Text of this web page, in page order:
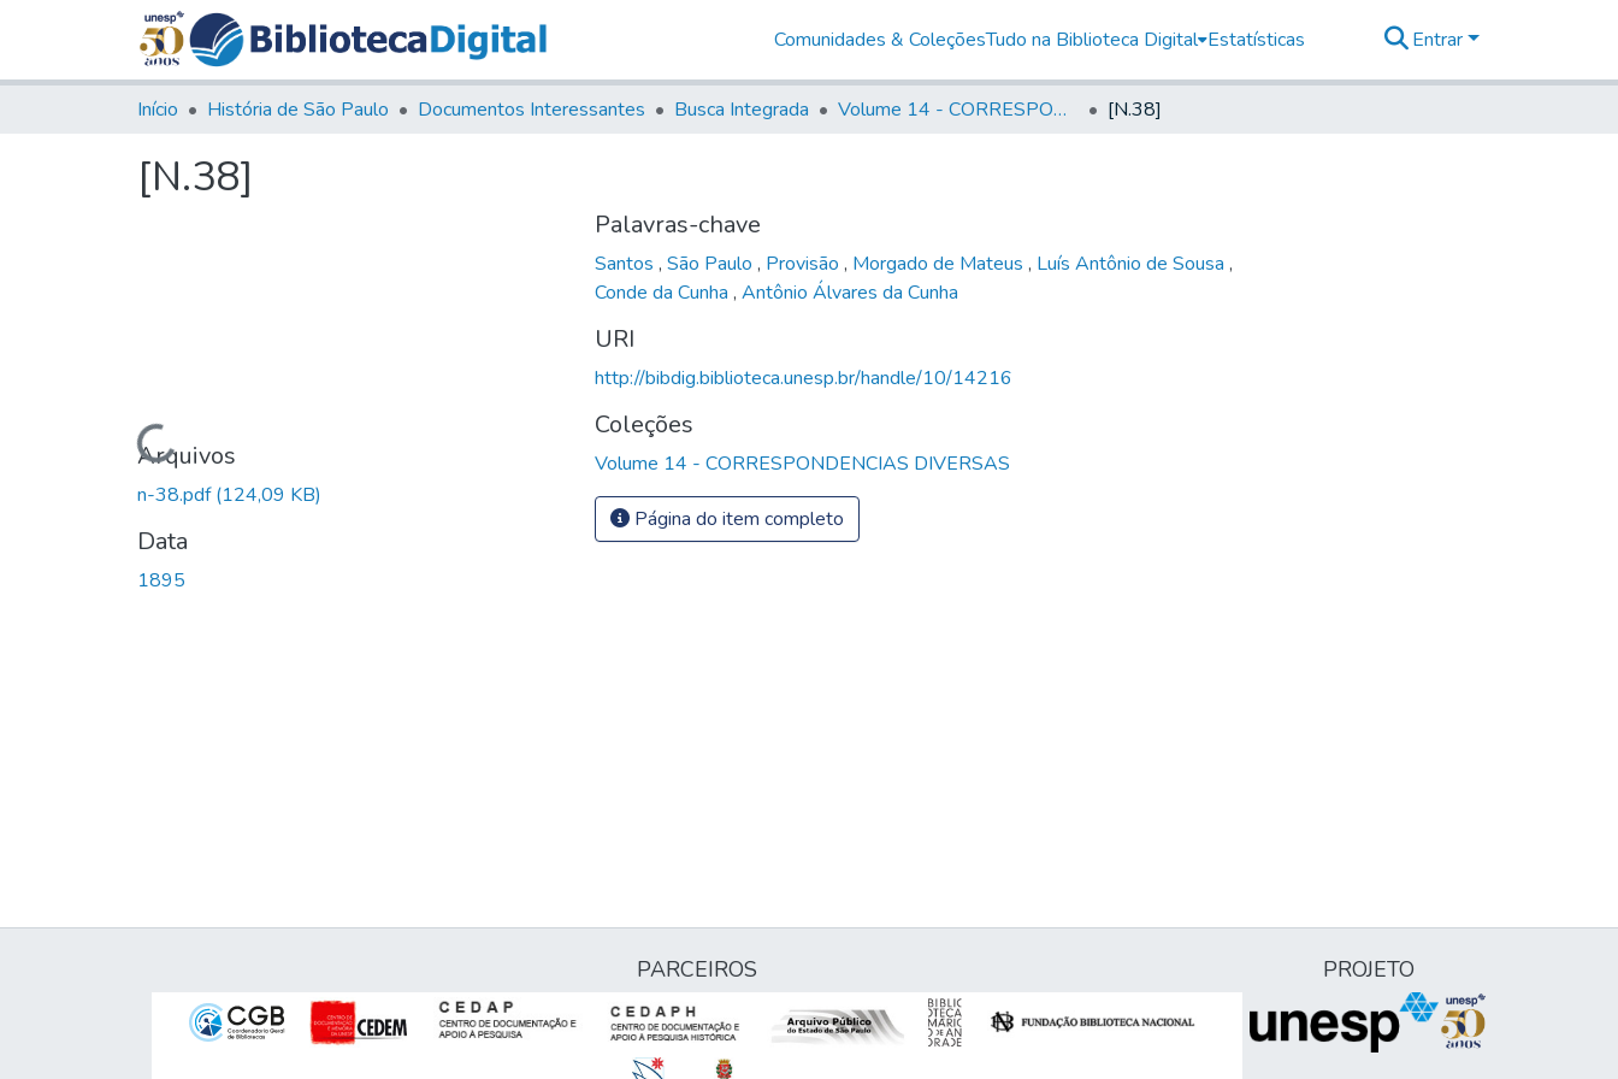
Comunidades & ColeçõesTudo na Biblioteca Digital Estatísticas Entrar
Início História de São Paulo Documentos Interessantes Busca Integrada Volume 14 - CORRESPONDENCIAS DIVERSAS [N.38]
[N.38]
Carregando...
Arquivos
n-38.pdf(124,09 KB)
Data
1895
Palavras-chave
Santos , São Paulo , Provisão , Morgado de Mateus , Luís Antônio de Sousa ,
Conde da Cunha , Antônio Álvares da Cunha
URI
http://bibdig.biblioteca.unesp.br/handle/10/14216
Coleções
Volume 14 - CORRESPONDENCIAS DIVERSAS
Página do item completo
PARCEIROS PROJETO